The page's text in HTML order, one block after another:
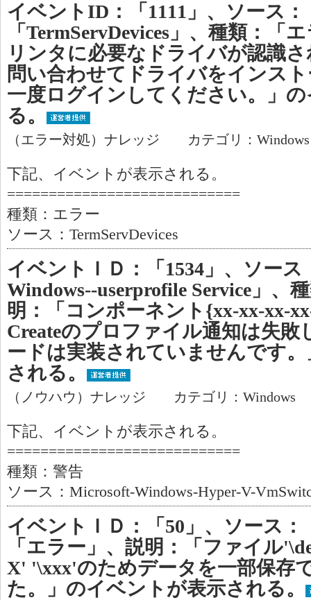
イベントID：「1111」、ソース：
「TermServDevices」、種類：「
リンタに必要なドライバが認識
問い合わせてドライバをインス
一度ログインしてください。」
る。
（エラー対処）ナレッジ カテゴリ：
下記、イベントが表示される。
============================
種類：エラー
ソース：TermServDevices
イベントＩＤ：「1534」、ソース
Windows--userprofile Service」、
明：「コンポーネント{xx-xx-xx-
Createのプロファイル通知は失敗
ードは実装されていませんです
される。
（ノウハウ）ナレッジ カテゴリ：Windows
下記、イベントが表示される。
============================
種類：警告
ソース：Microsoft-Windows-Hyper-V-
イベントＩＤ：「50」、ソース
「エラー」、説明：「ファイル
X' '\xxx'のためデータを一部保存
た。」のイベントが表示される。